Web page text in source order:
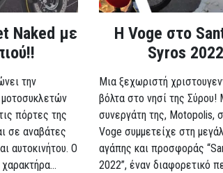
Naked με
την
πόρτες της
σε αναβάτες
αυτοκινήτου. Ο
Η Voge στο
Syros
Μια ξεχωριστή
βόλτα στο νησί της
συνεργάτη της, Motopolis,
Voge συμμετείχε στη
αγάπης και προσφοράς
2022”, έναν διαφορετικό